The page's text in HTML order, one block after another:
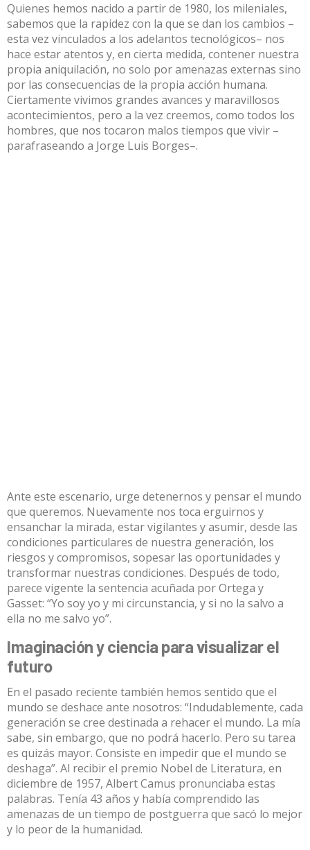
Quienes hemos nacido a partir de 1980, los mileniales,
sabemos que la rapidez con la que se dan los cambios –
esta vez vinculados a los adelantos tecnológicos– nos
hace estar atentos y, en cierta medida, contener nuestra
propia aniquilación, no solo por amenazas externas sino
por las consecuencias de la propia acción humana.
Ciertamente vivimos grandes avances y maravillosos
acontecimientos, pero a la vez creemos, como todos los
hombres, que nos tocaron malos tiempos que vivir –
parafraseando a Jorge Luis Borges–.
Ante este escenario, urge detenernos y pensar el mundo
que queremos. Nuevamente nos toca erguirnos y
ensanchar la mirada, estar vigilantes y asumir, desde las
condiciones particulares de nuestra generación, los
riesgos y compromisos, sopesar las oportunidades y
transformar nuestras condiciones. Después de todo,
parece vigente la sentencia acuñada por Ortega y
Gasset: “Yo soy yo y mi circunstancia, y si no la salvo a
ella no me salvo yo”.
Imaginación y ciencia para visualizar el
futuro
En el pasado reciente también hemos sentido que el
mundo se deshace ante nosotros: “Indudablemente, cada
generación se cree destinada a rehacer el mundo. La mía
sabe, sin embargo, que no podrá hacerlo. Pero su tarea
es quizás mayor. Consiste en impedir que el mundo se
deshaga”. Al recibir el premio Nobel de Literatura, en
diciembre de 1957, Albert Camus pronunciaba estas
palabras. Tenía 43 años y había comprendido las
amenazas de un tiempo de postguerra que sacó lo mejor
y lo peor de la humanidad.